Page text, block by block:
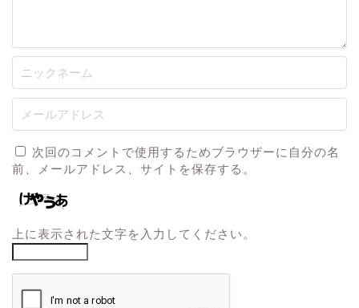
次回のコメントで使用するためブラウザーに自分の名
前、メールアドレス、サイトを保存する。
上に表示された文字を入力してください。